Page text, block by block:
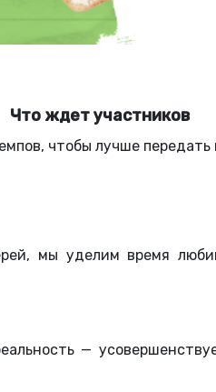
Что ждет участников
чтобы лучше передать
мы уделим время
—